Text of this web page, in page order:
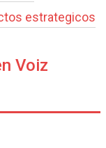
estrategicos
Voiz